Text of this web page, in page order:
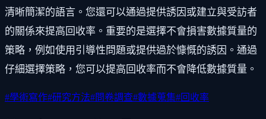
清晰簡潔的語言。您還可以通過提供誘因或建立與受訪者
的關係來提高回收率。重要的是選擇不會損害數據質量的
策略，例如使用引導性問題或提供過於慷慨的誘因。通過
仔細選擇策略，您可以提高回收率而不會降低數據質量。
#學術寫作#研究方法#問卷調查#數據蒐集#回收率